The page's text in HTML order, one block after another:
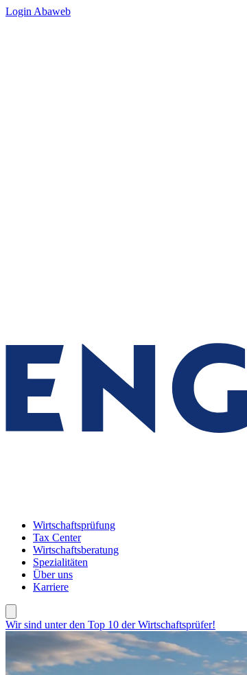
Login Abaweb
Wirtschaftsprüfung
Tax Center
Wirtschaftsberatung
Spezialitäten
Über uns
Karriere
Wir sind unter den Top 10 der Wirtschaftsprüfer!